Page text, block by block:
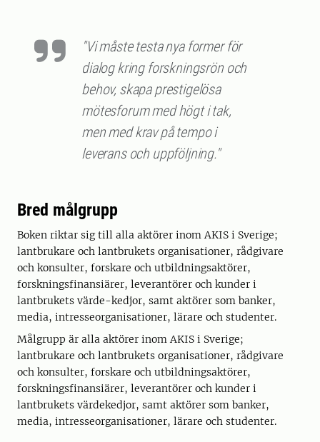
"Vi måste testa nya former för
dialog kring forskningsrön och
behov, skapa prestigelösa
mötesforum med högt i tak,
men med krav på tempo i
leverans och uppföljning."
Bred målgrupp
Boken riktar sig till alla aktörer inom AKIS i Sverige;
lantbrukare och lantbrukets organisationer, rådgivare
och konsulter, forskare och utbildningsaktörer,
forskningsfinansiärer, leverantörer och kunder i
lantbrukets värde-kedjor, samt aktörer som banker,
media, intresseorganisationer, lärare och studenter.
Målgrupp är alla aktörer inom AKIS i Sverige;
lantbrukare och lantbrukets organisationer, rådgivare
och konsulter, forskare och utbildningsaktörer,
forskningsfinansiärer, leverantörer och kunder i
lantbrukets värdekedjor, samt aktörer som banker,
media, intresseorganisationer, lärare och studenter.